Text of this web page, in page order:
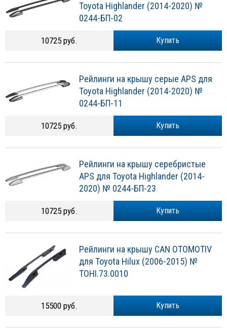
Toyota Highlander (2014-2020) №
0244-БП-02
Купить
10725 руб.
Рейлинги на крышу серые APS для
Toyota Highlander (2014-2020) №
0244-БП-11
Купить
10725 руб.
Рейлинги на крышу серебристые
APS для Toyota Highlander (2014-
2020) № 0244-БП-23
Купить
10725 руб.
Рейлинги на крышу CAN OTOMOTIV
для Toyota Hilux (2006-2015) №
TOHI.73.0010
Купить
15500 руб.